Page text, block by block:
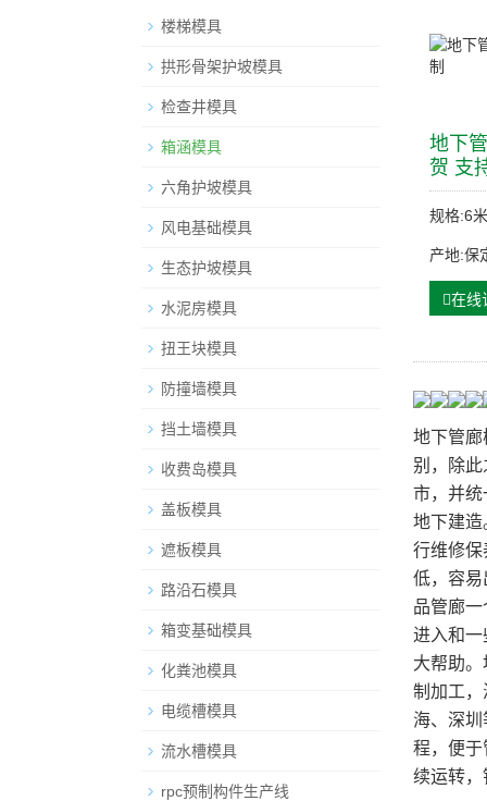
地下
贺 支
规格:6米
产地:保
在线
地下管廊
别，除
市，并统
地下建造
行维修保
低，容易
品管廊
进入和一
大帮助
制加工，
海、深
程，便于
续运转，
楼梯模具
拱形骨架护坡模具
检查井模具
箱涵模具
六角护坡模具
风电基础模具
生态护坡模具
水泥房模具
扭王块模具
防撞墙模具
挡土墙模具
收费岛模具
盖板模具
遮板模具
路沿石模具
箱变基础模具
化粪池模具
电缆槽模具
流水槽模具
rpc预制构件生产线